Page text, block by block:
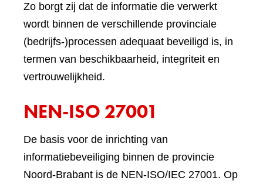
Zo borgt zij dat de informatie die verwerkt
wordt binnen de verschillende provinciale
(bedrijfs-)processen adequaat beveiligd is, in
termen van beschikbaarheid, integriteit en
vertrouwelijkheid.
NEN-ISO 27001
De basis voor de inrichting van
informatiebeveiliging binnen de provincie
Noord-Brabant is de NEN-ISO/IEC 27001. Op